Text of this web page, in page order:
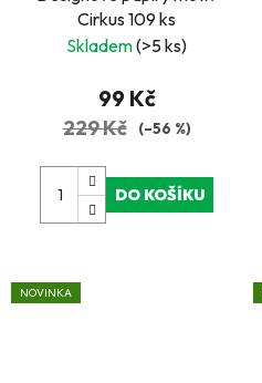
Cirkus 109 ks
Skladem(>5 ks)
99 Kč
229 Kč (–56 %)
DO KOŠÍKU
NOVINKA